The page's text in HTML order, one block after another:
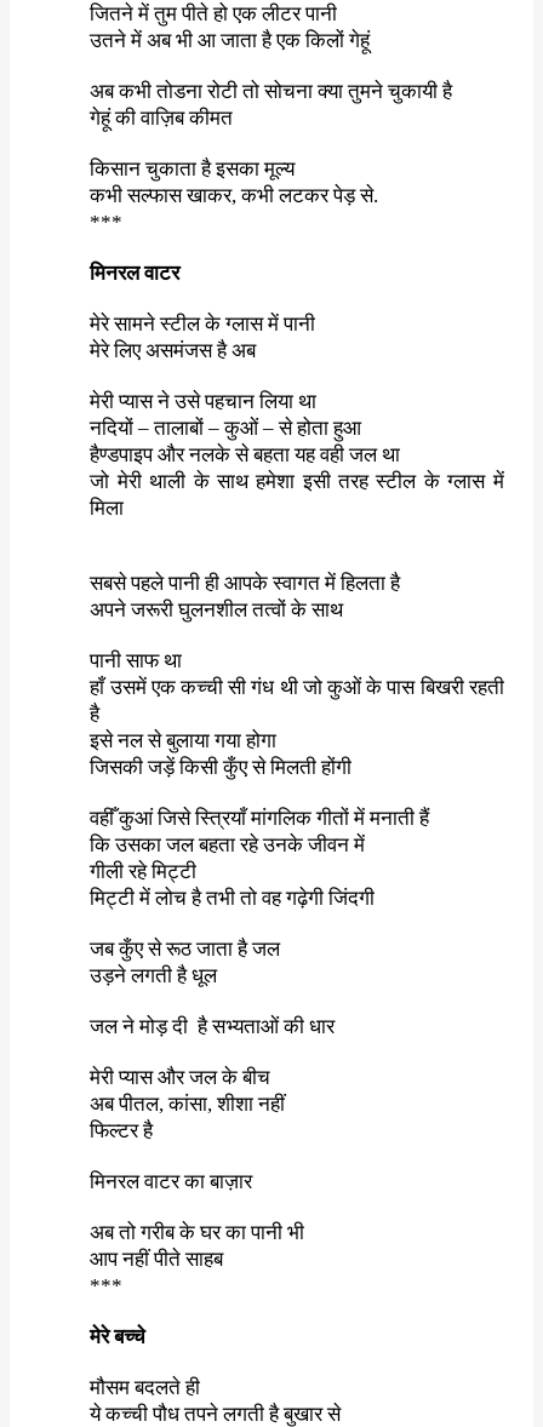
जितने में तुम पीते हो एक लीटर पानी
उतने में अब भी आ जाता है एक किलों गेहूं
अब कभी तोडना रोटी तो सोचना क्या तुमने चुकायी है
गेहूं की वाज़िब कीमत
किसान चुकाता है इसका मूल्य
कभी सल्फास खाकर,कभी लटकर पेड़ से.
***
मिनरल वाटर
मेरे सामने स्टील के ग्लास में पानी
मेरे लिए असमंजस है अब
मेरी प्यास ने उसे पहचान लिया था
नदियों –तालाबों –कुओं –से होता हुआ
हैण्डपाइप और नलके से बहता यह वही जल था
जो मेरी थाली के साथ हमेशा इसी तरह स्टील के ग्लास में
मिला
सबसे पहले पानी ही आपके स्वागत में हिलता है
अपने जरूरी घुलनशील तत्वों के साथ
पानी साफ था
हाँ उसमें एक कच्ची सी गंध थी जो कुओं के पास बिखरी रहती
है
इसे नल से बुलाया गया होगा
जिसकी जड़ें किसी कुँए से मिलती होंगी
वहीँ कुआं जिसे स्त्रियाँ मांगलिक गीतों में मनाती हैं
कि उसका जल बहता रहे उनके जीवन में
गीली रहे मिट्टी
मिट्टी में लोच है तभी तो वह गढ़ेगी जिंदगी
जब कुँए से रूठ जाता है जल
उड़ने लगती है धूल
जल ने मोड़ दी है सभ्यताओं की धार
मेरी प्यास और जल के बीच
अब पीतल,कांसा, शीशा नहीं
फिल्टर है
मिनरल वाटर का बाज़ार
अब तो गरीब के घर का पानी भी
आप नहीं पीते साहब
***
मेरे बच्चे
मौसम बदलते ही
ये कच्ची पौध तपने लगती है बुखार से